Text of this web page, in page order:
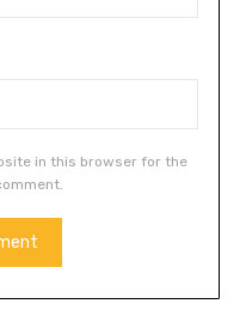
in this browser for the